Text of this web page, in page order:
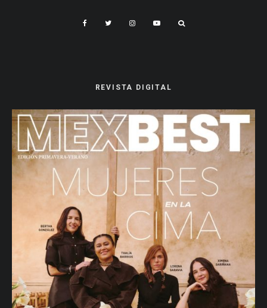
REVISTA DIGITAL